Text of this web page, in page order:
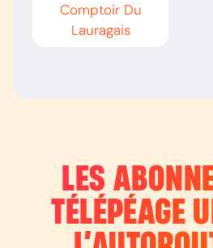
Comptoir Du
Lauragais
LES
TÉLÉPÉAGE